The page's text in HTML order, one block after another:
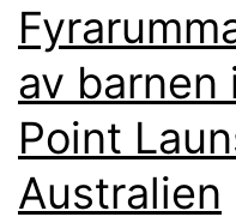
av barnen
Point
Australien